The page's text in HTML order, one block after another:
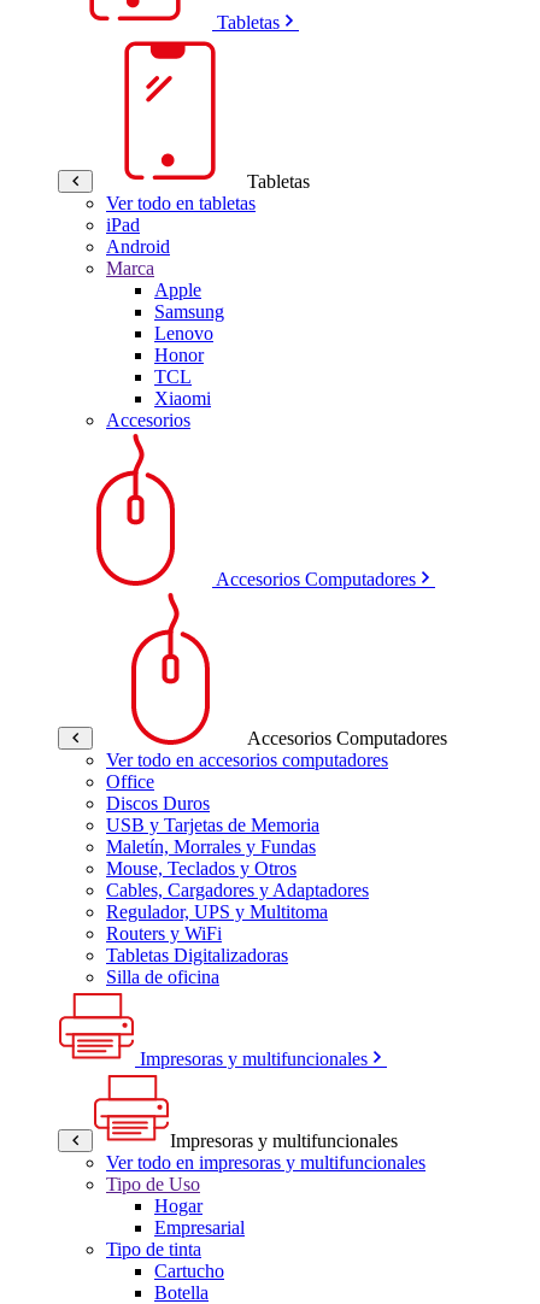
Tabletas
Tabletas
Ver todo en tabletas
iPad
Android
Marca
Apple
Samsung
Lenovo
Honor
TCL
Xiaomi
Accesorios
Accesorios Computadores
Accesorios Computadores
Ver todo en accesorios computadores
Office
Discos Duros
USB y Tarjetas de Memoria
Maletín, Morrales y Fundas
Mouse, Teclados y Otros
Cables, Cargadores y Adaptadores
Regulador, UPS y Multitoma
Routers y WiFi
Tabletas Digitalizadoras
Silla de oficina
Impresoras y multifuncionales
Impresoras y multifuncionales
Ver todo en impresoras y multifuncionales
Tipo de Uso
Hogar
Empresarial
Tipo de tinta
Cartucho
Botella